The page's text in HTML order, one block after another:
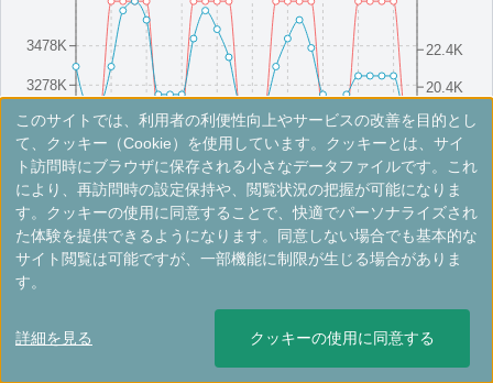
ルネッサンス・ホイアン・リゾート＆スパ
ホイアンの5つ星リゾート。クアダイビーチを望む絶好のロケーシ
ョンで、家族での滞在にも最適。
ベトナムフーコック
開業:2018
年
最低価格目安:￥1,871,500
VND
情報サイト:smart-
travel.jp
Marriott Bonvoyで価格をみる
プラチナエリート特典：ウェルカムギフト朝食選択可,ラウンジアクセス有
（一部リゾート除く）,客室アップグレード有（スイート含む）
その他情報：ユネスコ遺産専用ボート,伝統刺繍ワークショップ
More...
1 - 2 件 / 全 2 件
8/1(Fri)8/4(Mon)8/7(Thu)8/10(Sun)8/13(Wed)8/16(Sat)8/19(Tue)8/22(Fri)8/25(Mon)8/28(Thu)
3078K
3278K
3478K
18.4K
20.4K
22.4K
※手数料別。レートは目安ですので最新の情報は公式サイトでご確認ください。
ルネッサンス・リバーサイド・ホテル・サ
イゴン
沢な空間が魅力。
このサイトでは、利用者の利便性向上やサービスの改善を目的とし
て、クッキー（Cookie）を使用しています。クッキーとは、サイ
ト訪問時にブラウザに保存される小さなデータファイルです。これ
により、再訪問時の設定保持や、閲覧状況の把握が可能になりま
す。クッキーの使用に同意することで、快適でパーソナライズされ
た体験を提供できるようになります。同意しない場合でも基本的な
サイト閲覧は可能ですが、一部機能に制限が生じる場合がありま
す。
詳細を見る クッキーの使用に同意する